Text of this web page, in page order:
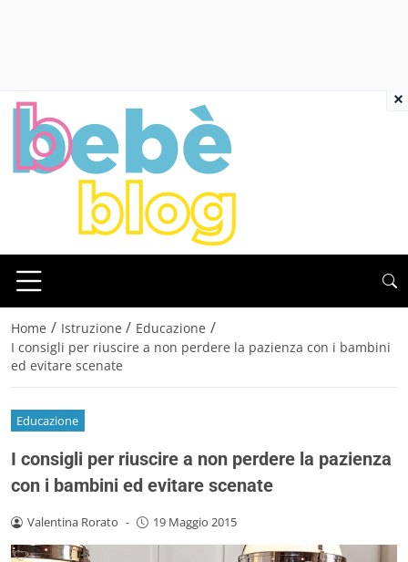
Home / Istruzione / Educazione /
I consigli per riuscire a non perdere la pazienza con i bambini
ed evitare scenate
Educazione
I consigli per riuscire a non perdere la pazienza
con i bambini ed evitare scenate
Valentina Rorato - 19 Maggio 2015
×